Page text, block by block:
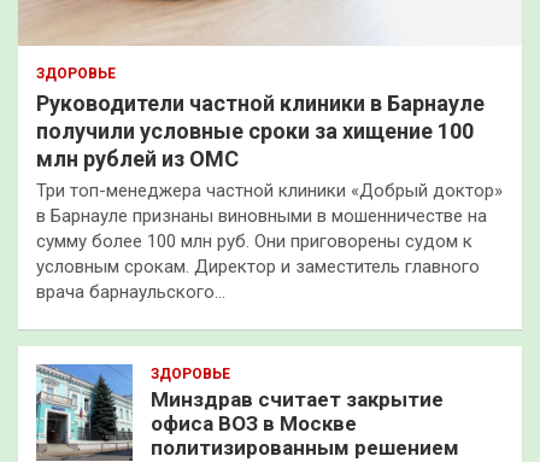
ЗДОРОВЬЕ
Руководители частной клиники в Барнауле
получили условные сроки за хищение 100
млн рублей из ОМС
Три топ-менеджера частной клиники «Добрый доктор»
в Барнауле признаны виновными в мошенничестве на
сумму более 100 млн руб. Они приговорены судом к
условным срокам. Директор и заместитель главного
врача барнаульского…
ЗДОРОВЬЕ
Минздрав считает закрытие
офиса ВОЗ в Москве
политизированным решением